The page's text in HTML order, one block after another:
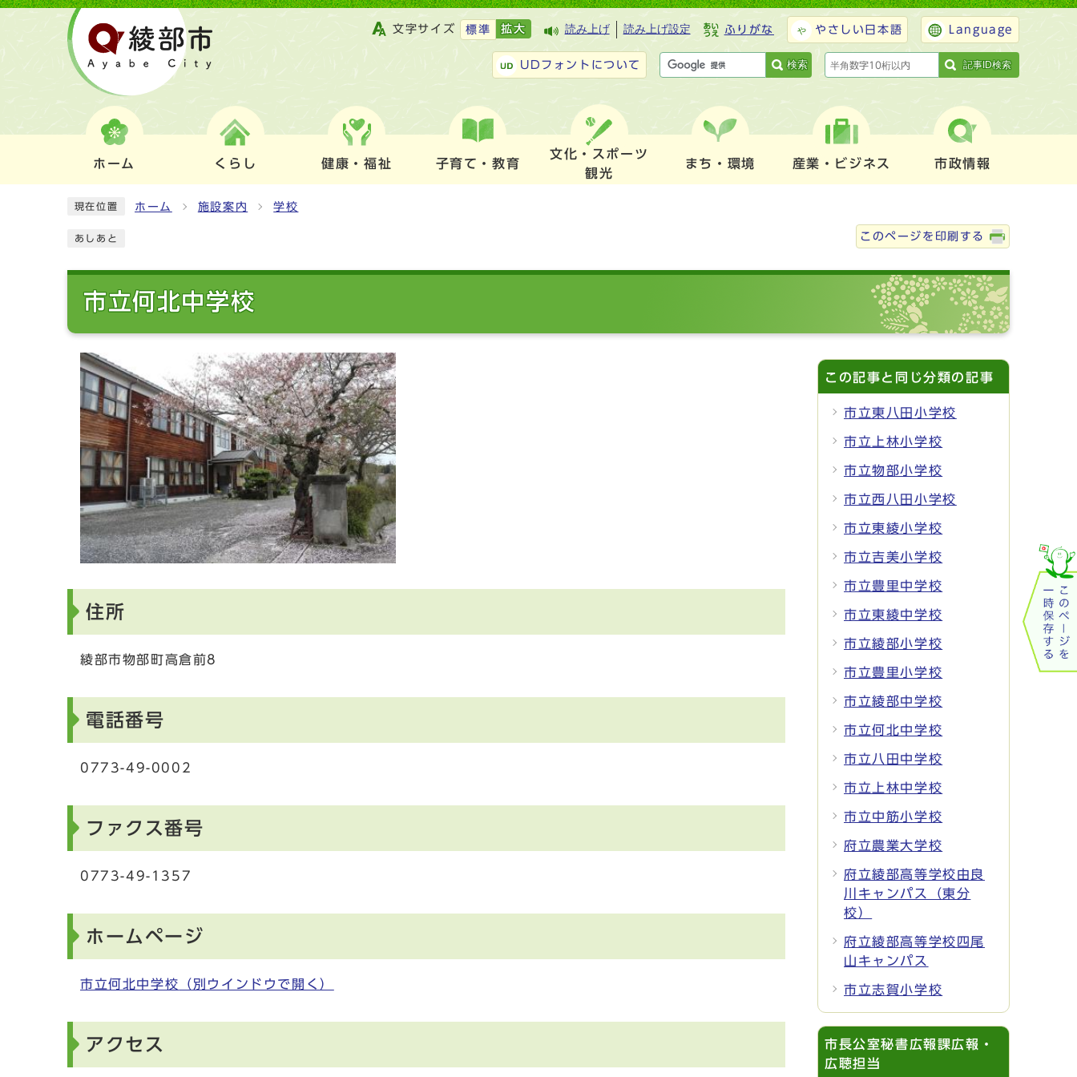
文字サイズ 標準 拡大 読み上げ 読み上げ設定 ふりがな やさしい日本語 Language
UDフォントについて 検索 記事ID検索
ホーム くらし 健康・福祉 子育て・教育
文化・スポーツ
観光
まち・環境 産業・ビジネス 市政情報
現在位置 ホーム 施設案内 学校
あしあと このページを印刷する
市立何北中学校
住所
綾部市物部町高倉前8
電話番号
0773-49-0002
ファクス番号
0773-49-1357
ホームページ
市立何北中学校 （別ウインドウで開く）
アクセス
この記事と同じ分類の記事
市立東八田小学校
市立上林小学校
市立物部小学校
市立西八田小学校
市立東綾小学校
市立吉美小学校
市立豊里中学校
市立東綾中学校
市立綾部小学校
市立豊里小学校
市立綾部中学校
市立何北中学校
市立八田中学校
市立上林中学校
市立中筋小学校
府立農業大学校
府立綾部高等学校由良
川キャンパス（東分
校）
府立綾部高等学校四尾
山キャンパス
市立志賀小学校
市長公室秘書広報課広報・
広聴担当